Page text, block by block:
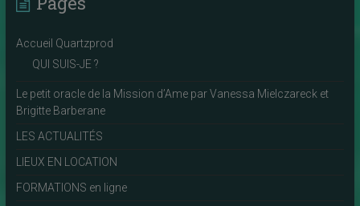
Accueil Quartzprod
QUI SUIS-JE ?
Le petit oracle de la Mission d’Ame par Vanessa Mielczareck et
Brigitte Barberane
LES ACTUALITÉS
LIEUX EN LOCATION
FORMATIONS en ligne